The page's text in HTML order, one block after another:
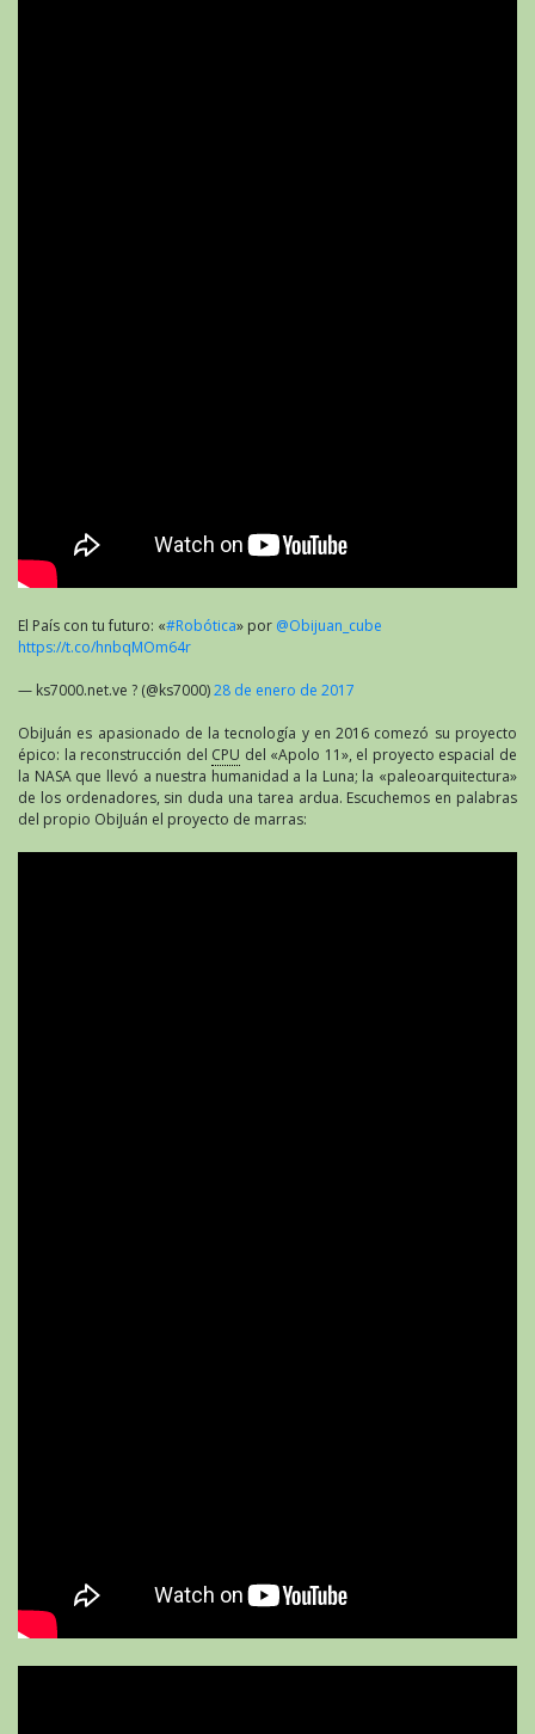
El País con tu futuro: «#Robótica» por @Obijuan_cube
https://t.co/hnbqMOm64r
— ks7000.net.ve ? (@ks7000)28 de enero de 2017
ObiJuán es apasionado de la tecnología y en 2016 comezó su proyecto
épico: la reconstrucción del CPU del «Apolo 11», el proyecto espacial de
la NASA que llevó a nuestra humanidad a la Luna; la «paleoarquitectura»
de los ordenadores, sin duda una tarea ardua. Escuchemos en palabras
del propio ObiJuán el proyecto de marras: